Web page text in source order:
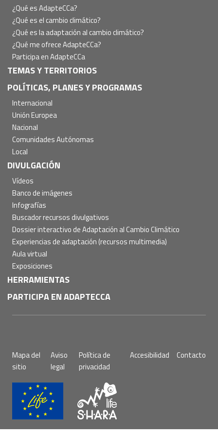
principal
¿Qué es AdapteCCa?
¿Qué es el cambio climático?
¿Qué es la adaptación al cambio climático?
¿Qué me ofrece AdapteCCa?
Participa en AdapteCCa
TEMAS Y TERRITORIOS
POLÍTICAS, PLANES Y PROGRAMAS
Internacional
Unión Europea
Nacional
Comunidades Autónomas
Local
DIVULGACIÓN
Vídeos
Banco de imágenes
Infografías
Buscador recursos divulgativos
Dossier interactivo de Adaptación al Cambio Climático
Experiencias de adaptación (recursos multimedia)
Aula virtual
Exposiciones
HERRAMIENTAS
PARTICIPA EN ADAPTECCA
de
página
Mapa del
sitio
Aviso
legal
Política de
privacidad
Accesibilidad Contacto